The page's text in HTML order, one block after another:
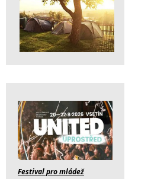
Festival pro mládež